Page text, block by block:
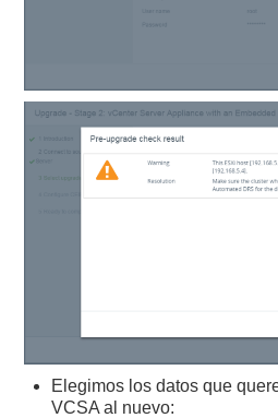
Elegimos los datos que
VCSA al nuevo: